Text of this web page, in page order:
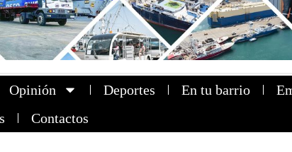
Opinión Deportes En tu barrio
Contactos